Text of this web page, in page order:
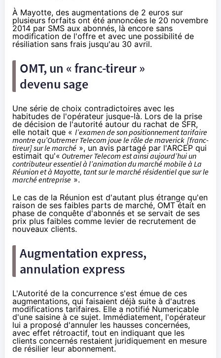
À Mayotte, des augmentations de 2 euros sur
plusieurs forfaits ont été annoncées le 20 novembre
2014 par SMS aux abonnés, là encore sans
modification de l'offre et avec une possibilité de
résiliation sans frais jusqu'au 30 avril.
OMT, un « franc-tireur »
devenu sage
Une série de choix contradictoires avec les
habitudes de l'opérateur jusque-là. Lors de la prise
de décision de l'autorité autour du rachat de SFR,
elle notait que « l’examen de son positionnement tarifaire
montre qu’Outremer Telecom joue le rôle de maverick [franc-
tireur] sur le marché », un avis partagé par l'ARCEP qui
estimait qu'« Outremer Telecom est ainsi aujourd’hui un
contributeur essentiel à l’animation du marché mobile à La
Réunion et à Mayotte, tant sur le marché résidentiel que sur le
marché entreprise ».
Le cas de la Réunion est d'autant plus étrange qu'en
raison de ses faibles parts de marché, OMT était en
phase de conquête d'abonnés et se servait de ses
prix plus faibles comme levier de recrutement de
nouveaux clients.
Augmentation express,
annulation express
L'Autorité de la concurrence s'est émue de ces
augmentations, qui faisaient déjà suite à d'autres
modifications tarifaires. Elle a notifié Numericable
d'une saisine à ce sujet. Immédiatement, l'opérateur
lui a proposé d'annuler les hausses concernées,
avec effet rétroactif, tout en indiquant que les
clients concernés restaient juridiquement en mesure
de résilier leur abonnement.